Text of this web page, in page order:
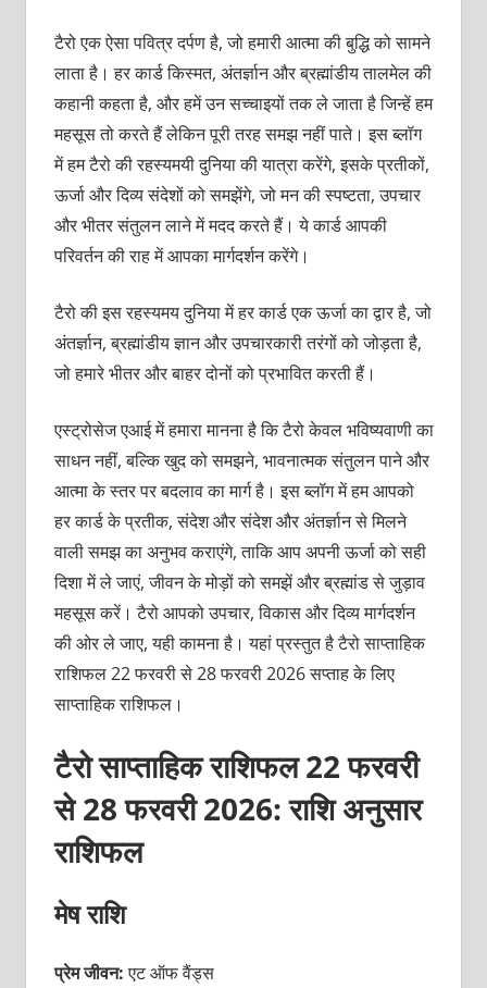
टैरो एक ऐसा पवित्र दर्पण है, जो हमारी आत्मा की बुद्धि को सामने
लाता है। हर कार्ड किस्मत, अंतर्ज्ञान और ब्रह्मांडीय तालमेल की
कहानी कहता है, और हमें उन सच्चाइयों तक ले जाता है जिन्हें हम
महसूस तो करते हैं लेकिन पूरी तरह समझ नहीं पाते। इस ब्लॉग
में हम टैरो की रहस्यमयी दुनिया की यात्रा करेंगे, इसके प्रतीकों,
ऊर्जा और दिव्य संदेशों को समझेंगे, जो मन की स्पष्टता, उपचार
और भीतर संतुलन लाने में मदद करते हैं। ये कार्ड आपकी
परिवर्तन की राह में आपका मार्गदर्शन करेंगे।
टैरो की इस रहस्यमय दुनिया में हर कार्ड एक ऊर्जा का द्वार है, जो
अंतर्ज्ञान, ब्रह्मांडीय ज्ञान और उपचारकारी तरंगों को जोड़ता है,
जो हमारे भीतर और बाहर दोनों को प्रभावित करती हैं।
एस्ट्रोसेज एआई में हमारा मानना है कि टैरो केवल भविष्यवाणी का
साधन नहीं, बल्कि खुद को समझने, भावनात्मक संतुलन पाने और
आत्मा के स्तर पर बदलाव का मार्ग है। इस ब्लॉग में हम आपको
हर कार्ड के प्रतीक, संदेश और संदेश और अंतर्ज्ञान से मिलने
वाली समझ का अनुभव कराएंगे, ताकि आप अपनी ऊर्जा को सही
दिशा में ले जाएं, जीवन के मोड़ों को समझें और ब्रह्मांड से जुड़ाव
महसूस करें। टैरो आपको उपचार, विकास और दिव्य मार्गदर्शन
की ओर ले जाए, यही कामना है। यहां प्रस्तुत है टैरो साप्ताहिक
राशिफल 22 फरवरी से 28 फरवरी 2026सप्ताह के लिए
साप्ताहिक राशिफल।
टैरो साप्ताहिक राशिफल 22 फरवरी
से 28 फरवरी 2026: राशि अनुसार
राशिफल
मेष राशि
प्रेम जीवन:एट ऑफ वैंड्स